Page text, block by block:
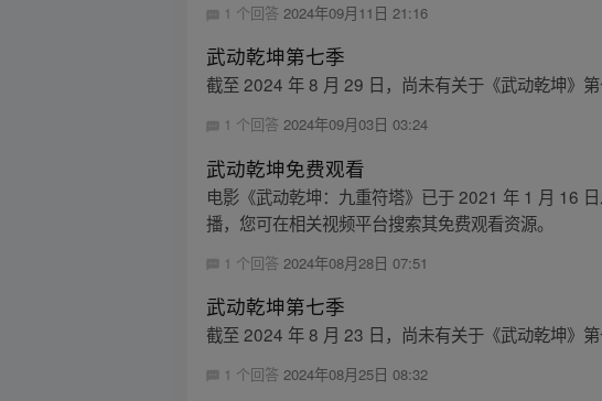
1 个回答2024年09月11日 21:16
武动乾坤第七季
截至 2024 年 8 月 29 日，尚未有关于《武动乾坤》
1 个回答2024年09月03日 03:24
武动乾坤免费观看
电影《武动乾坤：九重符塔》已于 2021 年 1 月 16
播，您可在相关视频平台搜索其免费观看资源。
1 个回答 2024年08月28日 07:51
武动乾坤第七季
截至 2024 年 8 月 23 日，尚未有关于《武动乾坤》
1 个回答 2024年08月25日 08:32